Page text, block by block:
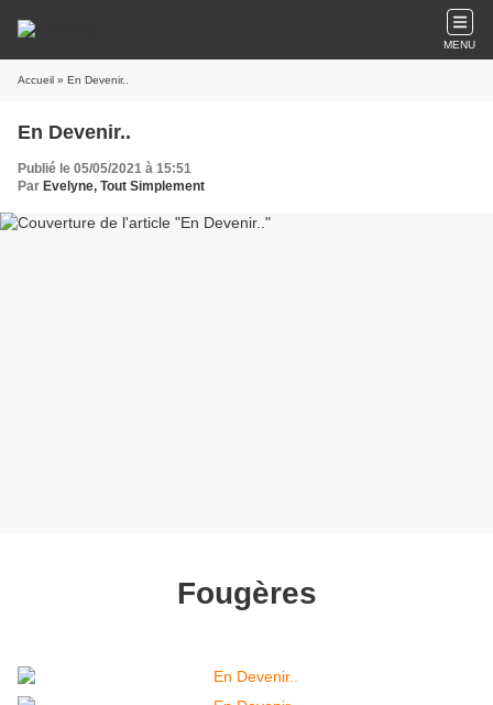
MENU
Accueil » En Devenir..
En Devenir..
Publié le 05/05/2021 à 15:51
Par Evelyne, Tout Simplement
Fougères